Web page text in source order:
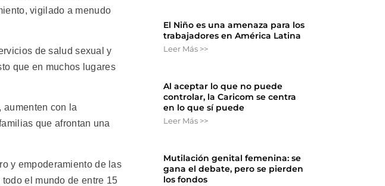
vigilado a menudo
de salud sexual y
que en muchos lugares
con la
que afrontan una
y empoderamiento de las
el mundo de entre 15
El Niño es una amenaza para los
trabajadores en América Latina
Leer Más >>
Al aceptar lo que no puede
controlar, la Caricom se centra
en lo que sí puede
Leer Más >>
Mutilación genital femenina: se
gana el debate, pero se pierden
los fondos